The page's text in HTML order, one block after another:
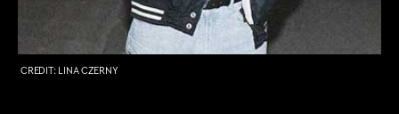
CREDIT: LINA CZERNY